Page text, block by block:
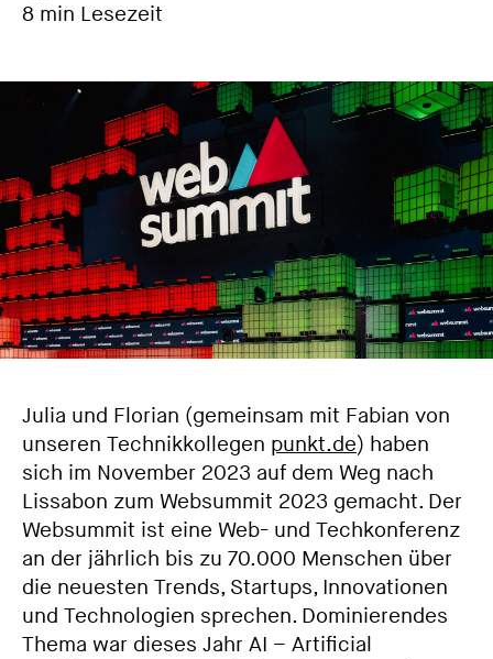
8 min Lesezeit
Julia und Florian (gemeinsam mit Fabian von
unseren Technikkollegen punkt.de) haben
sich im November 2023 auf dem Weg nach
Lissabon zum Websummit 2023 gemacht. Der
Websummit ist eine Web- und Techkonferenz
an der jährlich bis zu 70.000 Menschen über
die neuesten Trends, Startups, Innovationen
und Technologien sprechen. Dominierendes
Thema war dieses Jahr AI – Artificial